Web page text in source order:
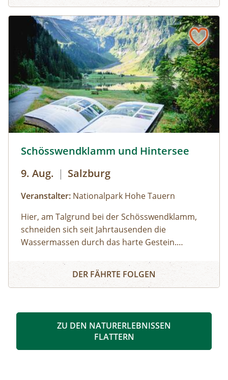
Bus muss gestellt werden. Auf Wunsch ist eine
Kaffeepause im Nationalpark Pavillon
Gstatterboden möglich (nicht im Preis
inkludiert, muss selbst organisiert
werden).Wetterfeste Bekleidung und festes
Schuhwerk für Zwischenstopps ist
empfehlenswert.
Schösswendklamm und Hintersee
9. Aug. | Salzburg
Veranstalter: Nationalpark Hohe Tauern
Hier, am Talgrund bei der Schösswendklamm,
schneiden sich seit Jahrtausenden die
Wassermassen durch das harte Gestein.
Kolke und kleine Wasserfälle entstanden. Der
Klamm folgend geht es weiter bis zum Hintersee
mit Blick über den Talschluss mit seinen
Schösswendklamm und Hintersee
DER FÄHRTE FOLGEN
ZU DEN NATURERLEBNISSEN
FLATTERN